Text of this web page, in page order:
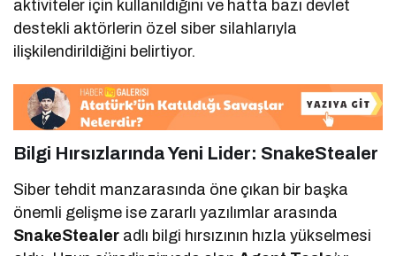
aktiviteler için kullanıldığını ve hatta bazı devlet
destekli aktörlerin özel siber silahlarıyla
ilişkilendirildiğini belirtiyor.
Bilgi Hırsızlarında Yeni Lider: SnakeStealer
Siber tehdit manzarasında öne çıkan bir başka
önemli gelişme ise zararlı yazılımlar arasında
SnakeStealer adlı bilgi hırsızının hızla yükselmesi